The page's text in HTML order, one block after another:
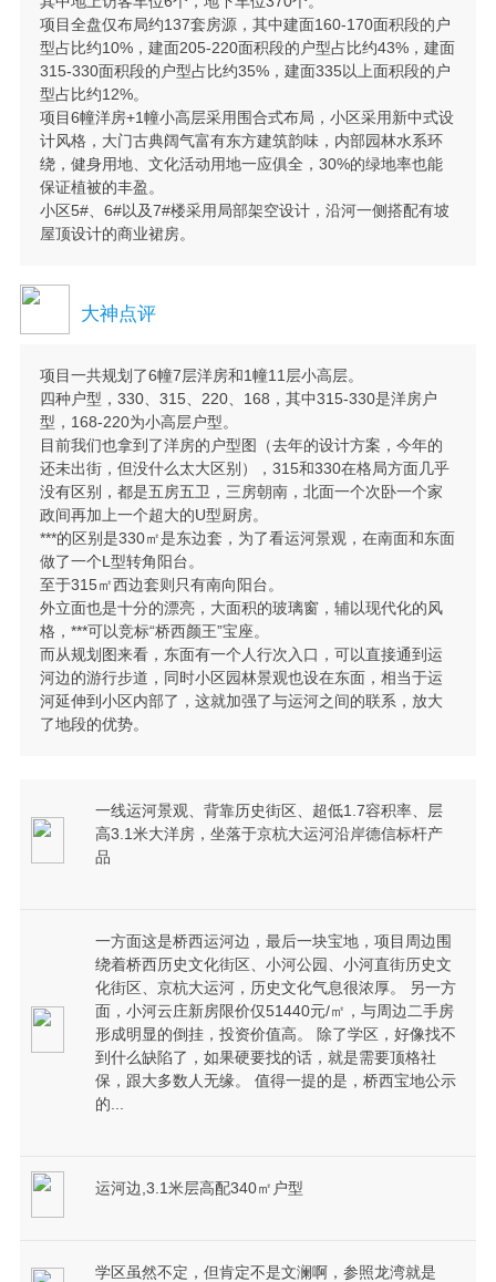
项目全盘仅布局约137套房源，其中建面160-170面积段的户
型占比约10%，建面205-220面积段的户型占比约43%，建面
315-330面积段的户型占比约35%，建面335以上面积段的户
型占比约12%。
项目6幢洋房+1幢小高层采用围合式布局，小区采用新中式设
计风格，大门古典阔气富有东方建筑韵味，内部园林水系环
绕，健身用地、文化活动用地一应俱全，30%的绿地率也能
保证植被的丰盈。
小区5#、6#以及7#楼采用局部架空设计，沿河一侧搭配有坡
屋顶设计的商业裙房。
大神点评
项目一共规划了6幢7层洋房和1幢11层小高层。
四种户型，330、315、220、168，其中315-330是洋房户
型，168-220为小高层户型。
目前我们也拿到了洋房的户型图（去年的设计方案，今年的
还未出街，但没什么太大区别），315和330在格局方面几乎
没有区别，都是五房五卫，三房朝南，北面一个次卧一个家
政间再加上一个超大的U型厨房。
***的区别是330㎡是东边套，为了看运河景观，在南面和东面
做了一个L型转角阳台。
至于315㎡西边套则只有南向阳台。
外立面也是十分的漂亮，大面积的玻璃窗，辅以现代化的风
格，***可以竞标“桥西颜王”宝座。
而从规划图来看，东面有一个人行次入口，可以直接通到运
河边的游行步道，同时小区园林景观也设在东面，相当于运
河延伸到小区内部了，这就加强了与运河之间的联系，放大
了地段的优势。
一线运河景观、背靠历史街区、超低1.7容积率、层
高3.1米大洋房，坐落于京杭大运河沿岸德信标杆产
品
一方面这是桥西运河边，最后一块宝地，项目周边围
绕着桥西历史文化街区、小河公园、小河直街历史文
化街区、京杭大运河，历史文化气息很浓厚。 另一方
面，小河云庄新房限价仅51440元/㎡，与周边二手房
形成明显的倒挂，投资价值高。 除了学区，好像找不
到什么缺陷了，如果硬要找的话，就是需要顶格社
保，跟大多数人无缘。 值得一提的是，桥西宝地公示
的...
运河边,3.1米层高配340㎡户型
学区虽然不定，但肯定不是文澜啊，参照龙湾就是